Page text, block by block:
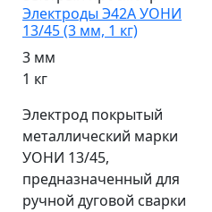
Электроды Э42А УОНИ
13/45 (3 мм, 1 кг)
3 мм
1 кг
Электрод покрытый
металлический марки
УОНИ 13/45,
предназначенный для
ручной дуговой сварки